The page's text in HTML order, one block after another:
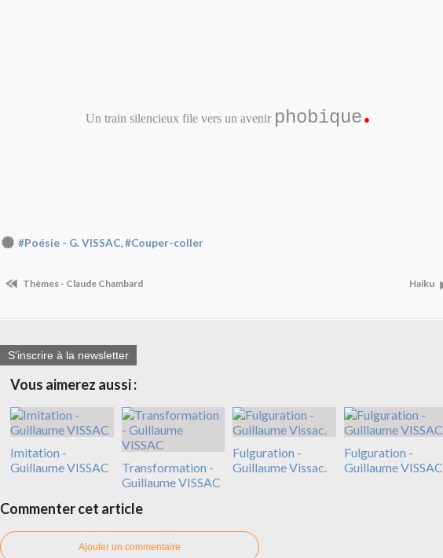
Un train silencieux file vers un avenir phobique.
#Poésie - G. VISSAC,#Couper-coller
Thèmes - Claude Chambard Haiku
S'inscrire à la newsletter
Vous aimerez aussi :
Imitation -
Guillaume VISSAC
Transformation -
Guillaume VISSAC
Fulguration -
Guillaume Vissac.
Fulguration -
Guillaume VISSAC
Commenter cet article
Ajouter un commentaire